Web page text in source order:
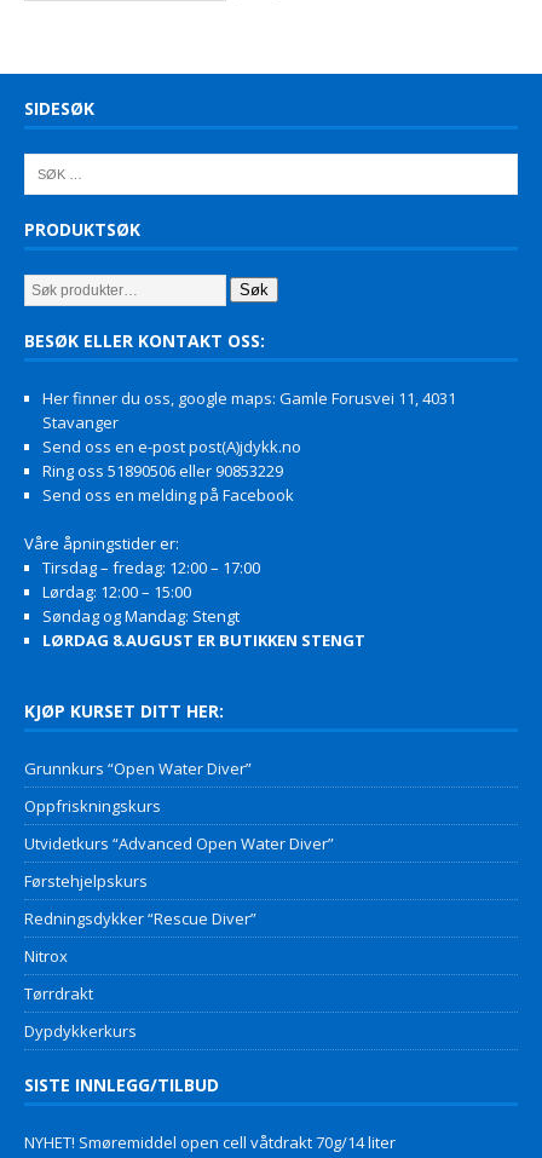
SIDESØK
PRODUKTSØK
Søk
BESØK ELLER KONTAKT OSS:
Her finner du oss, google maps: Gamle Forusvei 11, 4031
Stavanger
Send oss en e-post post(A)jdykk.no
Ring oss 51890506 eller 90853229
Send oss en melding på Facebook
Våre åpningstider er:
Tirsdag – fredag: 12:00 – 17:00
Lørdag: 12:00 – 15:00
Søndag og Mandag: Stengt
LØRDAG 8.AUGUST ER BUTIKKEN STENGT
KJØP KURSET DITT HER:
Grunnkurs “Open Water Diver”
Oppfriskningskurs
Utvidetkurs “Advanced Open Water Diver”
Førstehjelpskurs
Redningsdykker “Rescue Diver”
Nitrox
Tørrdrakt
Dypdykkerkurs
SISTE INNLEGG/TILBUD
NYHET! Smøremiddel open cell våtdrakt 70g/14 liter